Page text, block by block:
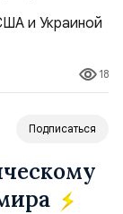
и
укрепило её
стало
18
Подписаться